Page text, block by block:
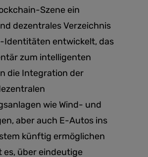
Szene ein
dezentrales Verzeichnis
Identitäten entwickelt, das
zum intelligenten
die Integration der
wie Wind- und
aber auch E-Autos ins
künftig ermöglichen
es, über eindeutige